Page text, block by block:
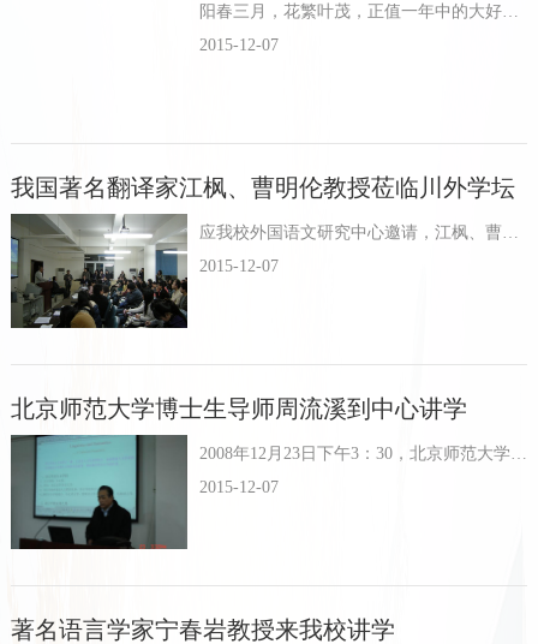
阳春三月，花繁叶茂，正值一年中的大好时节，河南大学博士生导师、国内外国语言学研究的领军人物徐盛桓教授应邀来我校讲学，这是川外学子盼望已久的一件大事。
2015-12-07
我国著名翻译家江枫、曹明伦教授莅临川外学坛
2015-12-07
北京师范大学博士生导师周流溪到中心讲学
2015-12-07
著名语言学家宁春岩教授来我校讲学